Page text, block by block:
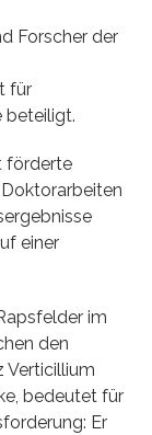
Forscher der
für
beteiligt.
förderte
einer
im
den
Verticillium
bedeutet für
Er